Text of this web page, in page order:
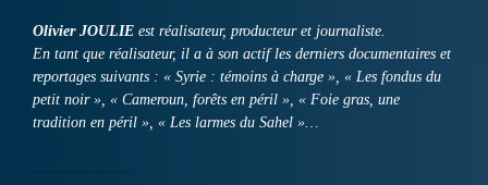
Olivier JOULIE est réalisateur, producteur et journaliste.
En tant que réalisateur, il a à son actif les derniers documentaires et
reportages suivants : « Syrie : témoins à charge », « Les fondus du
petit noir », « Cameroun, forêts en péril », « Foie gras, une
tradition en péril », « Les larmes du Sahel »…